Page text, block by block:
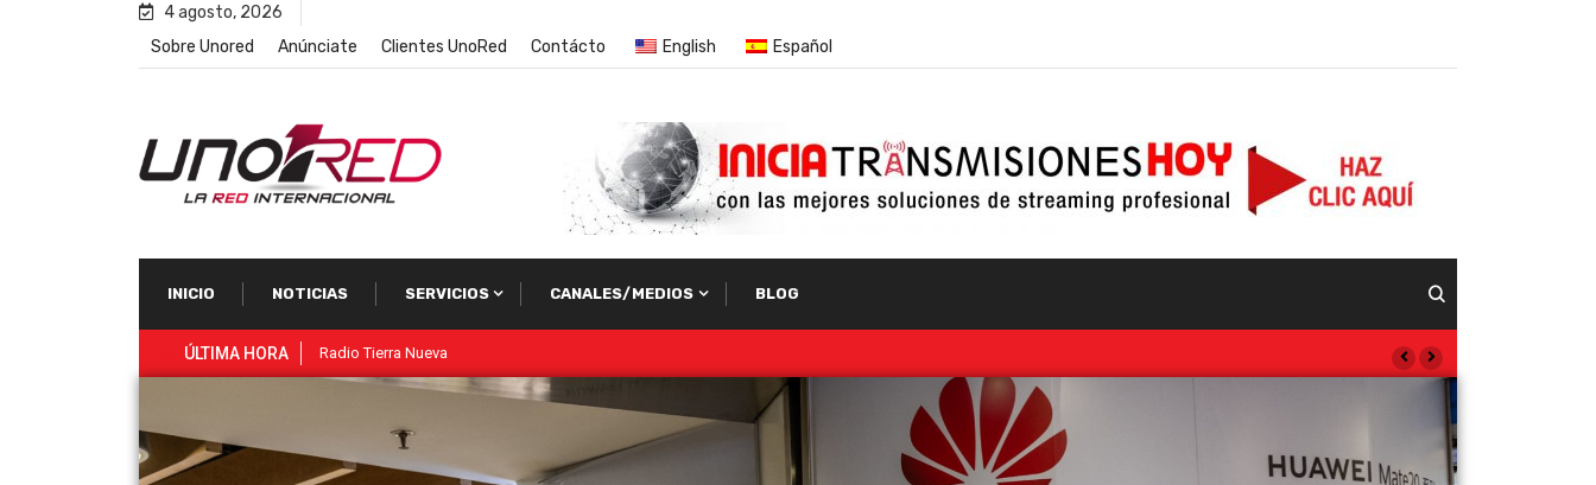
4 agosto, 2026
Sobre Unored
Anúnciate Clientes UnoRed Contácto English Español
INICIO NOTICIAS SERVICIOS CANALES/MEDIOS BLOG
ÚLTIMA HORA Micar RadioTV